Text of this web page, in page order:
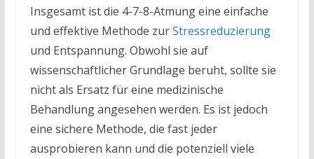
Insgesamt ist die 4-7-8-Atmung eine einfache
und effektive Methode zurStressreduzierung
und Entspannung. Obwohl sie auf
wissenschaftlicher Grundlage beruht, sollte sie
nicht als Ersatz für eine medizinische
Behandlung angesehen werden. Es ist jedoch
eine sichere Methode, die fast jeder
ausprobieren kann und die potenziell viele